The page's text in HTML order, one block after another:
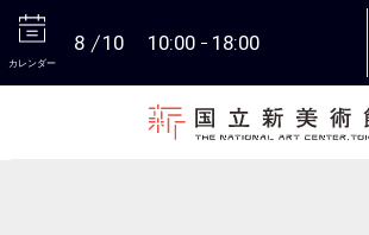
カレンダー
8 10 10:00 18:00